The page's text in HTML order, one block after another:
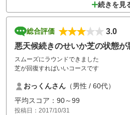
続きを見
総合評価
3.0
悪天候続きのせいか芝の状態が
スムーズにラウンドできました
芝が回復すればいいコースです
おっくんさん （男性 / 60代）
平均スコア：90～99
投稿日：2017/10/31